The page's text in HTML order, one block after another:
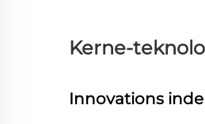
Kerne-
Innovations